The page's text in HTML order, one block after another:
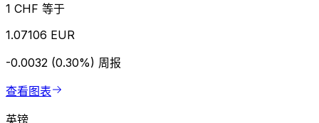
1 CHF 等于
1.07106 EUR
-0.0032 (0.30%) 周报
查看图表
英镑